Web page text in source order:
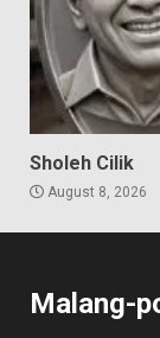
Sholeh Cilik
August 8, 2026
Malang-